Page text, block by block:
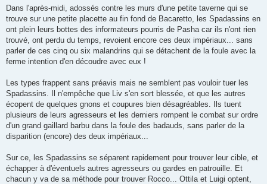
Dans l'après-midi, adossés contre les murs d'une petite taverne qui se
trouve sur une petite placette au fin fond de Bacaretto, les Spadassins en
ont plein leurs bottes des informateurs pourris de Pasha car ils n'ont rien
trouvé, ont perdu du temps, revoient encore ces deux impériaux... sans
parler de ces cinq ou six malandrins qui se détachent de la foule avec la
ferme intention d'en découdre avec eux !
Les types frappent sans préavis mais ne semblent pas vouloir tuer les
Spadassins. Il n'empêche que Liv s'en sort blessée, et que les autres
écopent de quelques gnons et coupures bien désagréables. Ils tuent
plusieurs de leurs agresseurs et les derniers rompent le combat sur ordre
d'un grand gaillard barbu dans la foule des badauds, sans parler de la
disparition (encore) des deux impériaux...
Sur ce, les Spadassins se séparent rapidement pour trouver leur cible, et
échapper à d'éventuels autres agresseurs ou gardes en patrouille. Et
chacun y va de sa méthode pour trouver Rocco... Ottila et Luigi optent,